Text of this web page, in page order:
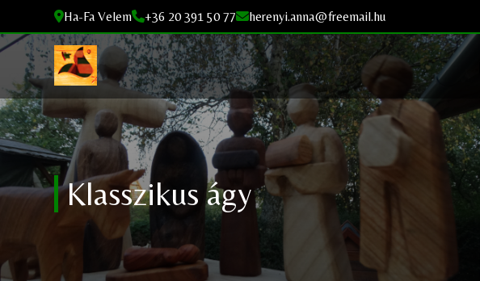
Ha-Fa Velem +36 20 391 50 77 herenyi.anna@freemail.hu
Klasszikus ágy